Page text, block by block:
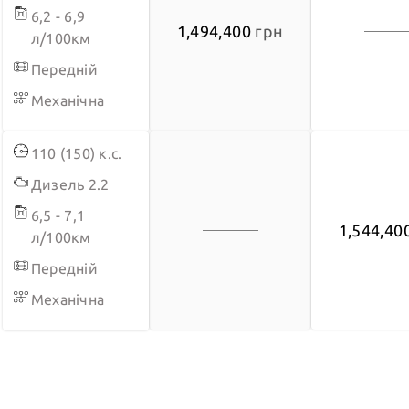
швидкості + Coffee break aler
Пакет "погані дороги"
Камера заднього огляду на 180°
+ задні датчики паркування
6,2 - 6,9
л/100км
Передній
Механічна
1,494,400грн
110 (150) к.с.
Дизель 2.2
6,5 - 7,1
л/100км
Передній
Механічна